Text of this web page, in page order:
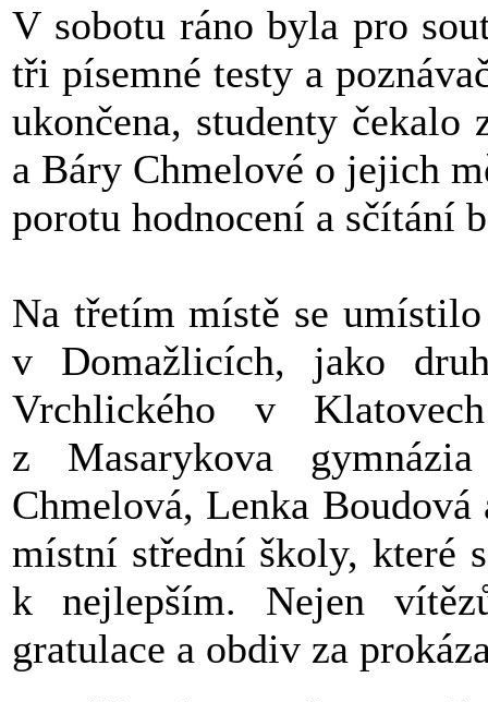
V sobotu ráno byla pro
tři písemné testy a
ukončena, studenty
a Báry Chmelové o jejich
porotu hodnocení a sčítání
Na třetím místě se
v Domažlicích, jako
Vrchlického v
z Masarykova
Chmelová, Lenka Boudová
místní střední školy, které
k nejlepším. Nejen
gratulace a obdiv za